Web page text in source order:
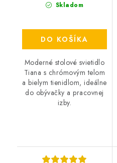
Skladom
DO KOŠÍKA
Moderné stolové svietidlo
Tiana s chrómovým telom
a bielym tienidlom, ideálne
do obývačky a pracovnej
izby.